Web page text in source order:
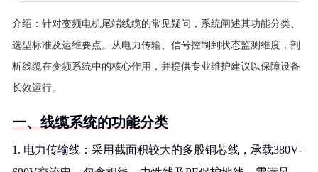
介绍： 针对变频电机尾端线缆的常见疑问，系统阐述其功能分类、
选型标准及运维要点。从电力传输、信号控制到状态监测维度，剖
析线缆在变频系统中的核心作用，并提供专业维护建议以保障设备
长效运行。
一、线缆系统的功能分类
1. 电力传输线：采用截面积较大的多股铜芯线，承载380V-